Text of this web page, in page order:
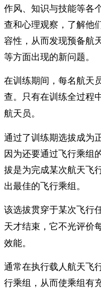
作风、知识与技能等各
查和心理观察，了解他
容性，从而发现预备航
等方面出现的新问题。
在训练期间，每名航天
查。 只有在训练全过程
航天员。
通过了训练期选拔成为
因为还要通过飞行乘组
拔是为完成某次航天飞
出最佳的飞行乘组。
该选拔贯穿于某次飞行
天才结束 ，它不光评价
效能。
通常在执行载人航天飞
行乘组，从而使乘组有